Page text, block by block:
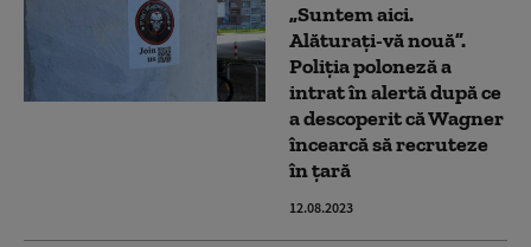
„Suntem aici.
Alăturaţi-vă nouă”.
Poliția poloneză a
intrat în alertă după ce
a descoperit că Wagner
încearcă să recruteze
în țară
12.08.2023